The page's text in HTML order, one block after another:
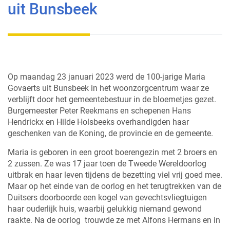
uit Bunsbeek
Op maandag 23 januari 2023 werd de 100-jarige Maria
Govaerts uit Bunsbeek in het woonzorgcentrum waar ze
verblijft door het gemeentebestuur in de bloemetjes gezet.
Burgemeester Peter Reekmans en schepenen Hans
Hendrickx en Hilde Holsbeeks overhandigden haar
geschenken van de Koning, de provincie en de gemeente.
Maria is geboren in een groot boerengezin met 2 broers en
2 zussen. Ze was 17 jaar toen de Tweede Wereldoorlog
uitbrak en haar leven tijdens de bezetting viel vrij goed mee.
Maar op het einde van de oorlog en het terugtrekken van de
Duitsers doorboorde een kogel van gevechtsvliegtuigen
haar ouderlijk huis, waarbij gelukkig niemand gewond
raakte. Na de oorlog trouwde ze met Alfons Hermans en in